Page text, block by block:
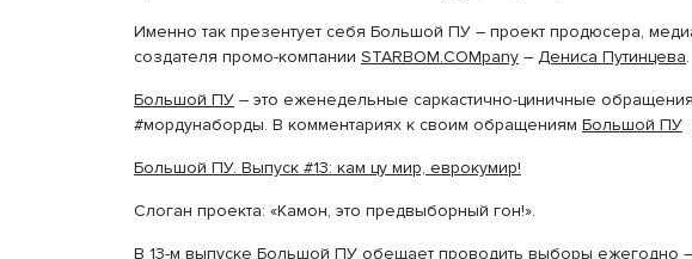
Именно так презентует себя Большой ПУ – проект продюсера,
создателя промо-компании STARBOM.COMpany – Дениса Путинцева.
Большой ПУ – это еженедельные саркастично-циничные
#мордунаборды. В комментариях к своим обращениям Большой ПУ
Большой ПУ. Выпуск #13: кам цу мир, еврокумир!
Слоган проекта: «Камон, это предвыборный гон!».
В 13-м выпуске Большой ПУ обещает проводить выборы ежегодно